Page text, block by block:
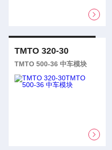
TMTO 320-30
TMTO 500-36 中车模块